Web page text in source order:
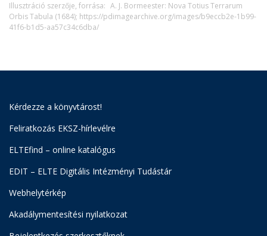
Illusztráció szerzője, forrása: A. J. Bormeester: Nova Totius Terrarum
Orbis Tabula (1684); https://pdimagearchive.org/images/b9eccb2e-1b99-
41f6-b1d5-aa57c34c6dba/
Kérdezze a könyvtárost!
Feliratkozás EKSZ-hírlevélre
ELTEfind – online katalógus
EDIT – ELTE Digitális Intézményi Tudástár
Webhelytérkép
Akadálymentesítési nyilatkozat